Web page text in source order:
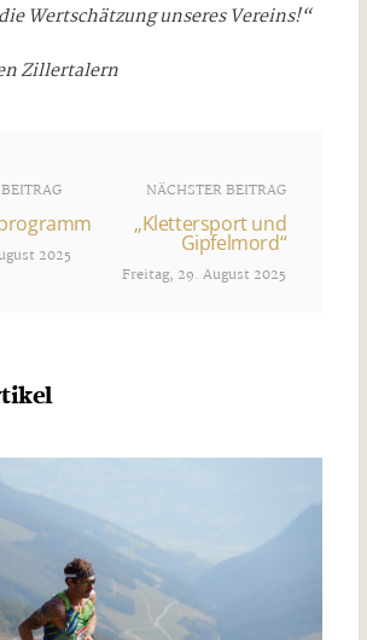
Wertschätzung unseres Vereins!“
Zillertalern
2025
NÄCHSTER BEITRAG
„Klettersport und
Gipfelmord“
Freitag, 29. August 2025